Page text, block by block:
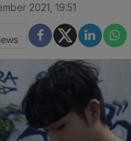
2021, 19:51